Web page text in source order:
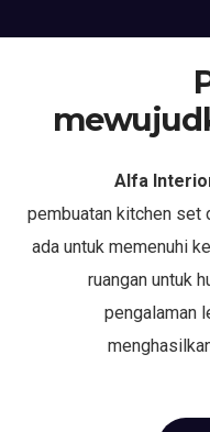
Alfa
pembuatan kitchen set
ada untuk memenuhi
ruangan untuk
pengalaman